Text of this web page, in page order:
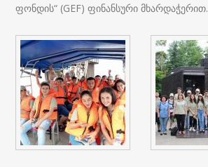
ფონდის“ (GEF) ფინანსური მხარდაჭერით.